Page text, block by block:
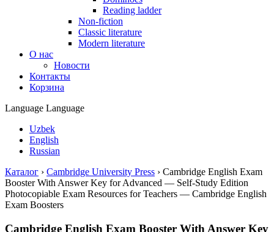
Reading ladder
Non-fiction
Classic literature
Modern literature
О нас
Новости
Контакты
Корзина
Language Language
Uzbek
English
Russian
Каталог › Cambridge University Press › Cambridge English Exam
Booster With Answer Key for Advanced — Self-Study Edition
Photocopiable Exam Resources for Teachers — Cambridge English
Exam Boosters
Cambridge English Exam Booster With Answer Key